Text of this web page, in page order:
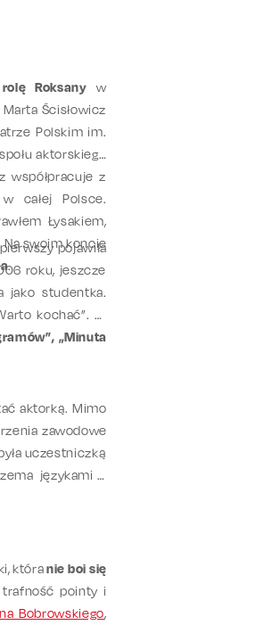
Roksany w
Ścisłowicz
Polskim im.
aktorskiego
współpracuje z
całej Polsce.
Łysakiem,
Na swoim koncie
.
pojawiła
roku, jeszcze
jako studentka.
kochać”. W
„Minuta
aktorką. Mimo
zawodowe
uczestniczką
językami –
któranie boi się
pointy i
Bobrowskiego,